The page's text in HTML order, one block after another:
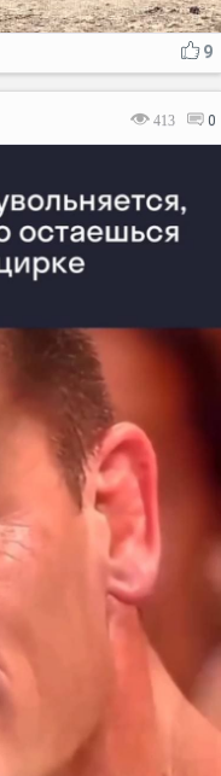
9
413 0